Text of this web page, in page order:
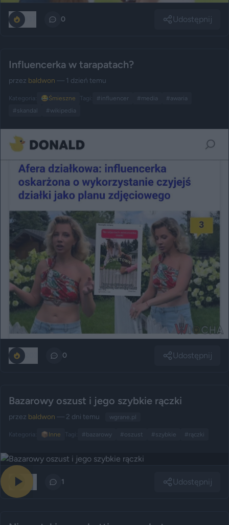
0 Udostępnij
Influencerka w tarapatach?
przez baldwon — 1 dzień temu
Kategoria: 😂Śmieszne Tagi: #influencer #media
#awaria
#skandal
#wikipedia
0 Udostępnij
Bazarowy oszust i jego szybkie rączki
przez baldwon — 2 dni temu wgrane.pl
Kategoria: 📦 Inne Tagi: #bazarowy #oszust #szybkie #rączki
1 Udostępnij